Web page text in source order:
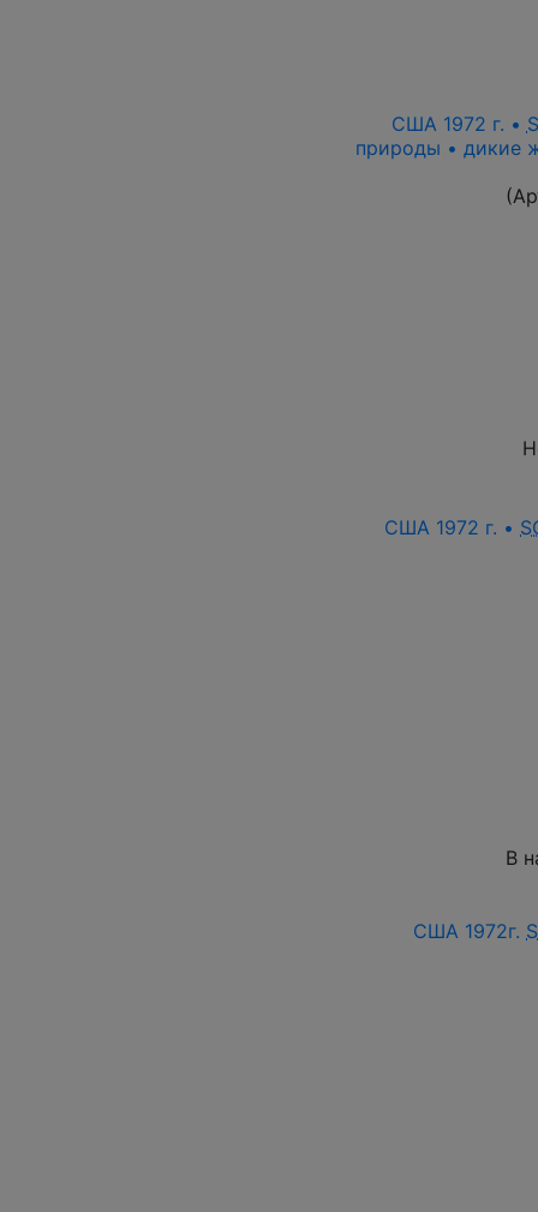
США 1972 г. •
природы • дикие
США 1972 г. •
В
США 1972г.